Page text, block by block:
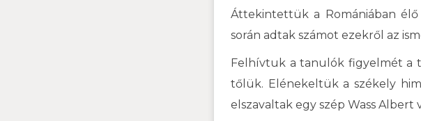
Áttekintettük a Romániában élő
során adtak számot ezekről az
Felhívtuk a tanulók figyelmét a
tőlük. Elénekeltük a székely
elszavaltak egy szép Wass Albert